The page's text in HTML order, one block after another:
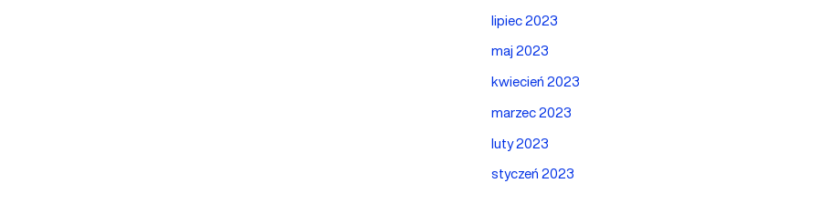
lipiec 2023
maj 2023
kwiecień 2023
marzec 2023
luty 2023
styczeń 2023